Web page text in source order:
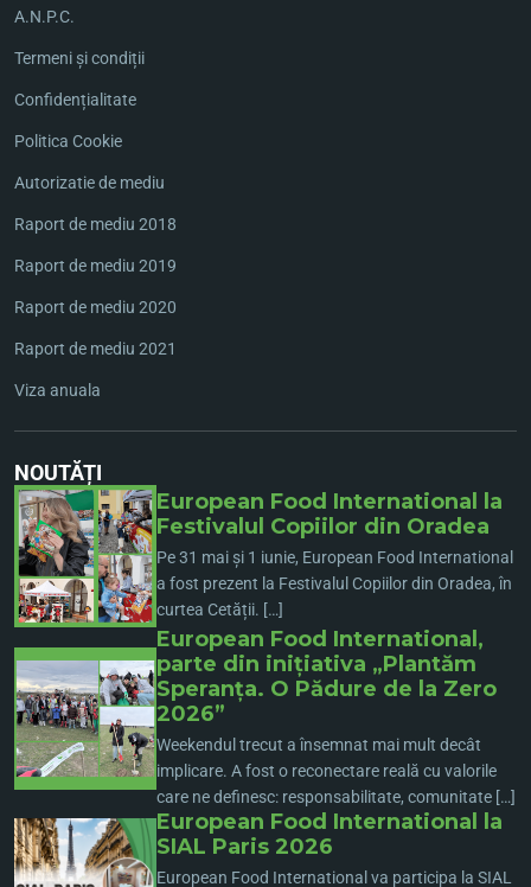
A.N.P.C.
Termeni și condiții
Confidențialitate
Politica Cookie
Autorizatie de mediu
Raport de mediu 2018
Raport de mediu 2019
Raport de mediu 2020
Raport de mediu 2021
Viza anuala
NOUTĂȚI
European Food International la
Festivalul Copiilor din Oradea
Pe 31 mai și 1 iunie, European Food International
a fost prezent la Festivalul Copiilor din Oradea, în
curtea Cetății. […]
European Food International,
parte din inițiativa „Plantăm
Speranța. O Pădure de la Zero
2026”
Weekendul trecut a însemnat mai mult decât
implicare. A fost o reconectare reală cu valorile
care ne definesc: responsabilitate, comunitate […]
European Food International la
SIAL Paris 2026
European Food International va participa la SIAL